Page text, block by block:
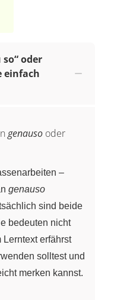
so“ oder
einfach
genauso oder
–
genauso
sind beide
bedeuten nicht
Lerntext erfährst
solltest und
merken kannst.